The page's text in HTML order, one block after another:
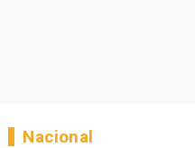
Nacional